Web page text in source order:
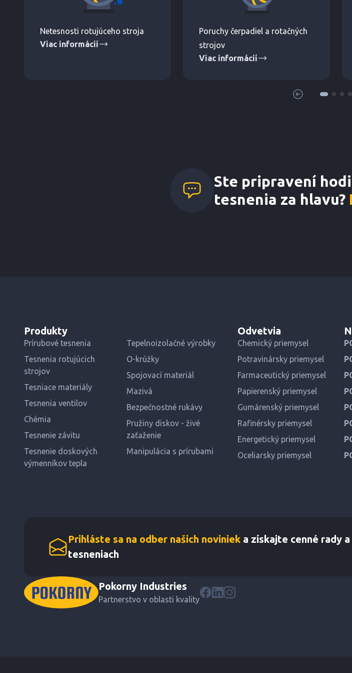
Netesnosti rotujúceho stroja
Viac informácií
Poruchy čerpadiel a rotačných
strojov
Viac informácií
Ste pripravení
tesnenia za hlavu?
Produkty
Prírubové tesnenia
Tesnenia rotujúcich
strojov
Tesniace materiály
Tesnenia ventilov
Chémia
Tesnenie závitu
Tesnenie doskových
výmenníkov tepla
Tepelnoizolačné výrobky
O-krúžky
Spojovací materiál
Mazivá
Bezpečnostné rukávy
Pružiny diskov - živé
zaťaženie
Manipulácia s prírubami
Odvetvia
Chemický priemysel
Potravinársky priemysel
Farmaceutický priemysel
Papierenský priemysel
Gumárenský priemysel
Rafinérsky priemysel
Energetický priemysel
Oceliarsky priemysel
Prihláste sa na odber našich noviniek a získajte cenné rady
tesneniach
Pokorny Industries
Partnerstvo v oblasti kvality